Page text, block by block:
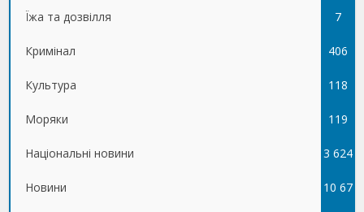
Їжа та дозвілля 7
Кримінал 406
Культура 118
Моряки 119
Національні новини 3 624
Новини 10 67